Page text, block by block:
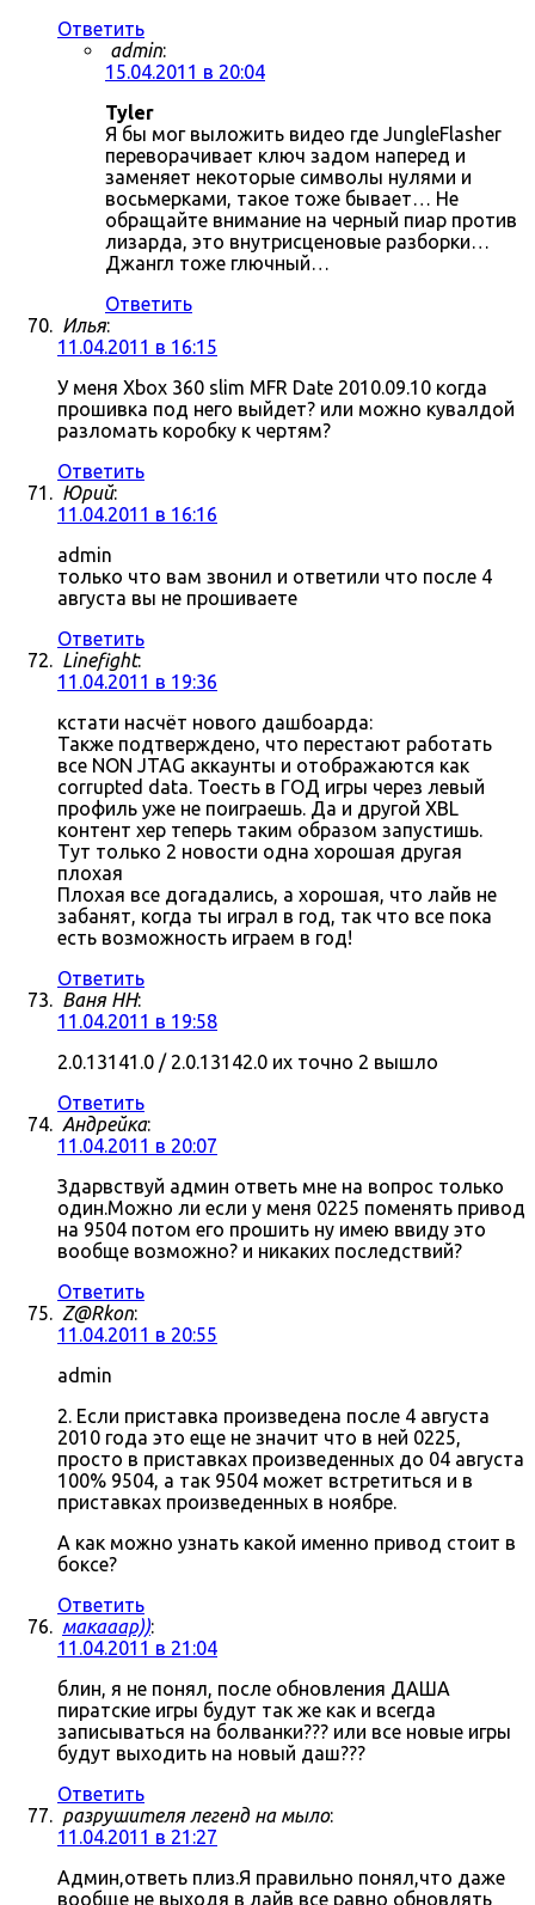
Ответить
admin:
15.04.2011 в 20:04
Tyler
Я бы мог выложить видео где JungleFlasher
переворачивает ключ задом наперед и
заменяет некоторые символы нулями и
восьмерками, такое тоже бывает… Не
обращайте внимание на черный пиар против
лизарда, это внутрисценовые разборки…
Джангл тоже глючный…
Ответить
Илья:
11.04.2011 в 16:15
У меня Xbox 360 slim MFR Date 2010.09.10 когда
прошивка под него выйдет? или можно кувалдой
разломать коробку к чертям?
Ответить
Юрий:
11.04.2011 в 16:16
admin
только что вам звонил и ответили что после 4
августа вы не прошиваете
Ответить
Linefight:
11.04.2011 в 19:36
кстати насчёт нового дашбоарда:
Также подтверждено, что перестают работать
все NON JTAG аккаунты и отображаются как
corrupted data. Тоесть в ГОД игры через левый
профиль уже не поиграешь. Да и другой XBL
контент хер теперь таким образом запустишь.
Тут только 2 новости одна хорошая другая
плохая
Плохая все догадались, а хорошая, что лайв не
забанят, когда ты играл в год, так что все пока
есть возможность играем в год!
Ответить
Ваня НН:
11.04.2011 в 19:58
2.0.13141.0 / 2.0.13142.0 их точно 2 вышло
Ответить
Андрейка:
11.04.2011 в 20:07
Здарвствуй админ ответь мне на вопрос только
один.Можно ли если у меня 0225 поменять привод
на 9504 потом его прошить ну имею ввиду это
вообще возможно? и никаких последствий?
Ответить
Z@Rkon:
11.04.2011 в 20:55
admin
2. Если приставка произведена после 4 августа
2010 года это еще не значит что в ней 0225,
просто в приставках произведенных до 04 августа
100% 9504, а так 9504 может встретиться и в
приставках произведенных в ноябре.
А как можно узнать какой именно привод стоит в
боксе?
Ответить
макааар)):
11.04.2011 в 21:04
блин, я не понял, после обновления ДАША
пиратские игры будут так же как и всегда
записываться на болванки??? или все новые игры
будут выходить на новый даш???
Ответить
разрушителя легенд на мыло:
11.04.2011 в 21:27
Админ,ответь плиз.Я правильно понял,что даже
вообще не выходя в лайв все равно обновлять